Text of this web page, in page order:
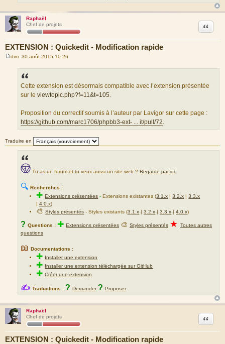
Raphaël
Chef de projets
EXTENSION : Quickedit - Modification rapide
Citation
dim. 30 août 2015 10:26
Cette extension est désormais compatible avec l’extension présentée
sur le viewtopic.php?f=11&t=105.
Proposition du correctif soumis à l’auteur par Lavigor sur cette page :
https://github.com/marc1706/phpbb3-ext- ... it/pull/72.
Traduire en
Tu as un forum et tu veux aussi un site web ? Regarde par ici
🔍 Recherches :
✚Extensions présentées -Extensions existantes (3.1.x |3.2.x |3.3.x
|4.0.x)
🎨Styles présentés - Styles existants (3.1.x |3.2.x |3.3.x |4.0.x)
? Questions : ✚ Extensions présentées 🎨 Styles présentés ★ Toutes autres
questions
📖 Documentations :
✚ Installer une extension
✚ Installer une extension téléchargée sur GitHub
✚Créer une extension
✍ Traductions : ? Demander ? Proposer
Raphaël
Chef de projets
EXTENSION : Quickedit - Modification rapide
Citation